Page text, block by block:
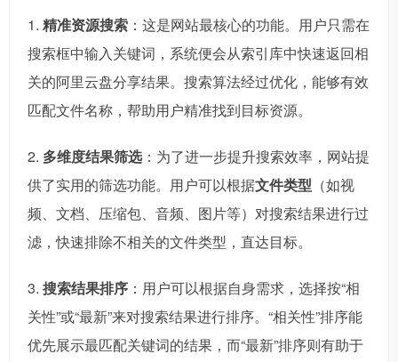
1. 精准资源搜索 ：这是网站最核心的功能。用户只需在
搜索框中输入关键词，系统便会从索引库中快速返回相
关的阿里云盘分享结果。搜索算法经过优化，能够有效
匹配文件名称，帮助用户精准找到目标资源。
2. 多维度结果筛选：为了进一步提升搜索效率，网站提
供了实用的筛选功能。用户可以根据文件类型 （如视
频、文档、压缩包、音频、图片等）对搜索结果进行过
滤，快速排除不相关的文件类型，直达目标。
3. 搜索结果排序 ：用户可以根据自身需求，选择按“相
关性”或“最新”来对搜索结果进行排序。“相关性”排序能
优先展示最匹配关键词的结果，而“最新”排序则有助于